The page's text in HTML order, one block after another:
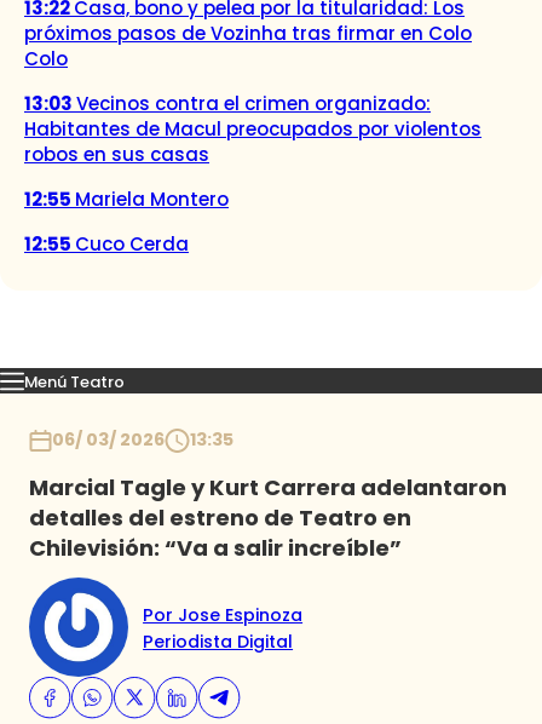
13:22Casa, bono y pelea por la titularidad: Los
próximos pasos de Vozinha tras firmar en Colo
Colo
13:03Vecinos contra el crimen organizado:
Habitantes de Macul preocupados por violentos
robos en sus casas
12:55 Mariela Montero
12:55 Cuco Cerda
Menú Teatro
Obras
06/ 03/ 2026 13:35
Marcial Tagle y Kurt Carrera adelantaron
detalles del estreno de Teatro en
Chilevisión: “Va a salir increíble”
Por Jose Espinoza
Periodista Digital